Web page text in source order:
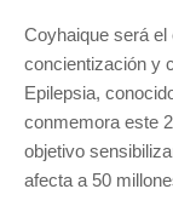
Coyhaique será el
concientización y
Epilepsia,
conmemora este
objetivo
afecta a 50